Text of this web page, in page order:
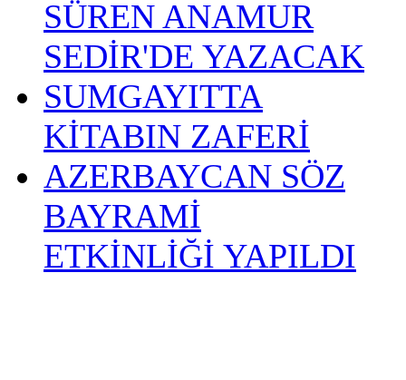
SÜREN ANAMUR
SEDİR'DE YAZACAK
SUMGAYITTA
KİTABIN ZAFERİ
AZERBAYCAN SÖZ
BAYRAMİ
ETKİNLİĞİ YAPILDI